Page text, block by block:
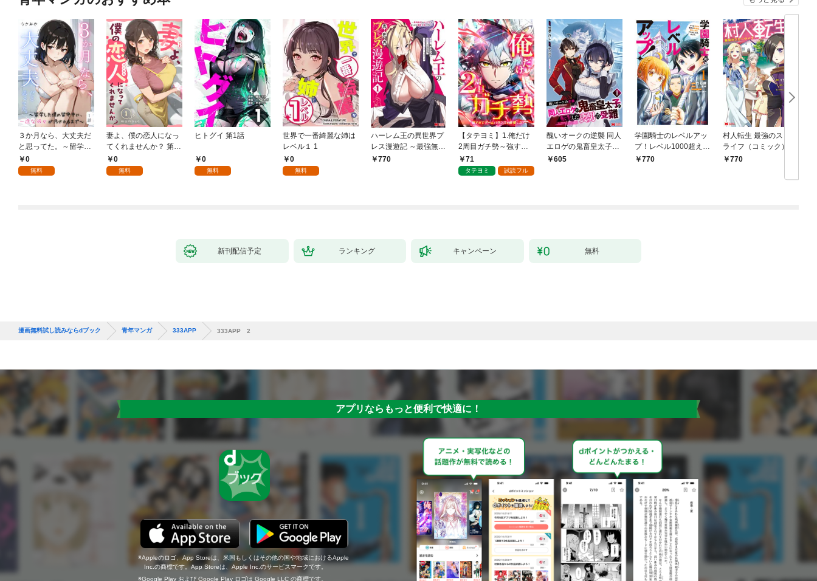
３か月なら、大丈夫だ
と思ってた。～留学し
た僕の留守中に、一途
な彼女が汚されるまで
0
無料
妻よ、僕の恋人になっ
てくれませんか？ 第1
話0
無料
ヒトグイ 第1話
0
無料
世界で一番綺麗な姉は
レベル１ 1
0
無料
ハーレム王の異世界プ
レス漫遊記 ～最強無双
のおじさんはあらゆる
770
【タテヨミ】1.俺だけ
2周目ガチ勢～強すぎ
てゲームバランスを破
壊した～
71
タテヨミ 試読フル
醜いオークの逆襲 同人
エロゲの鬼畜皇太子に
転生した喪男の受難
605
学園騎士のレベルアッ
プ！レベル1000超えの
転生者、落ちこぼれク
770
村人転生 最強のスロー
ライフ（コミック） 1
770
新刊配信予定 ランキング キャンペーン 無料
漫画無料試し読みならdブック 青年マンガ 333APP 333APP 2
アプリならもっと便利で快適に！
Appleのロゴ、App Storeは、米国もしくはその他の国や地域におけるApple
Inc.の商標です。App Storeは、Apple Inc.のサービスマークです。
Google Play および Google Play ロゴは Google LLC の商標です。